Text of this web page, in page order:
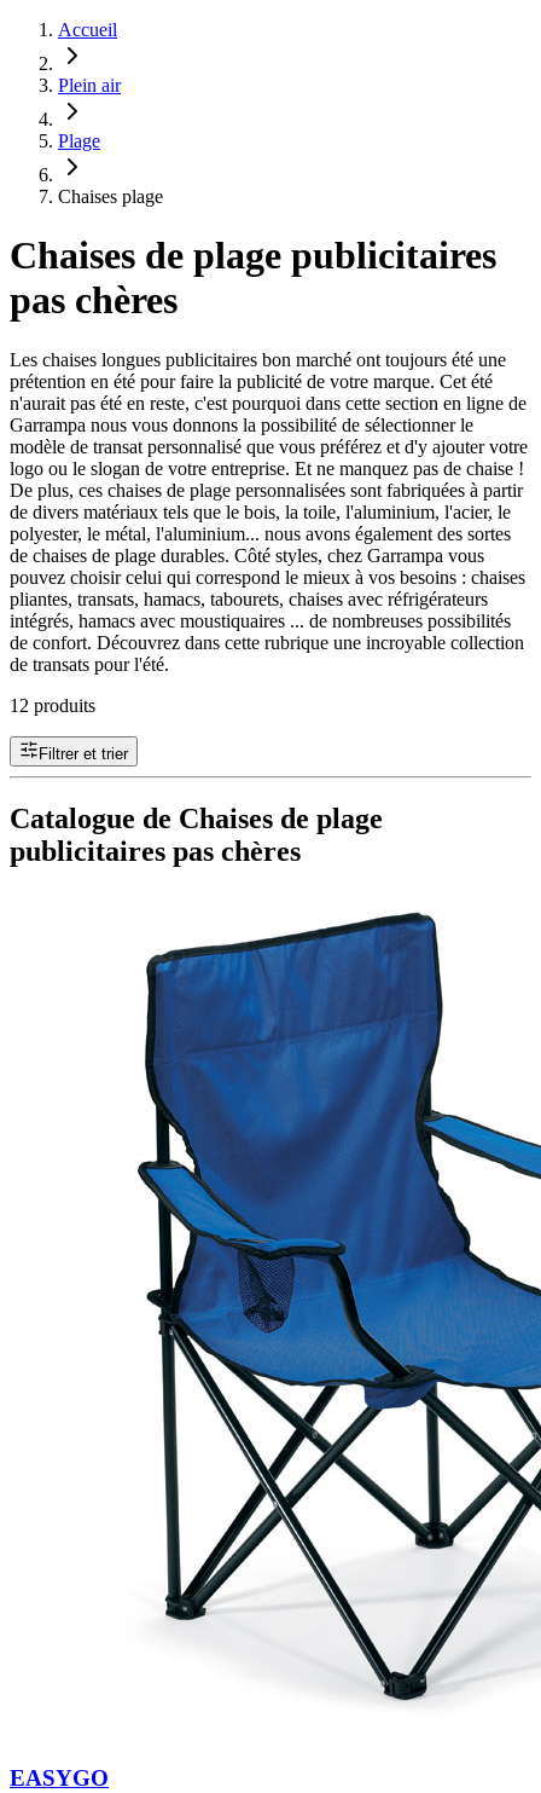
Accueil
Plein air
Plage
Chaises plage
Chaises de plage publicitaires
pas chères
Les chaises longues publicitaires bon marché ont toujours été une
prétention en été pour faire la publicité de votre marque. Cet été
n'aurait pas été en reste, c'est pourquoi dans cette section en ligne de
Garrampa nous vous donnons la possibilité de sélectionner le
modèle de transat personnalisé que vous préférez et d'y ajouter votre
logo ou le slogan de votre entreprise. Et ne manquez pas de chaise !
De plus, ces chaises de plage personnalisées sont fabriquées à partir
de divers matériaux tels que le bois, la toile, l'aluminium, l'acier, le
polyester, le métal, l'aluminium... nous avons également des sortes
de chaises de plage durables. Côté styles, chez Garrampa vous
pouvez choisir celui qui correspond le mieux à vos besoins : chaises
pliantes, transats, hamacs, tabourets, chaises avec réfrigérateurs
intégrés, hamacs avec moustiquaires ... de nombreuses possibilités
de confort. Découvrez dans cette rubrique une incroyable collection
de transats pour l'été.
12 produits
Filtrer et trier
Catalogue de Chaises de plage
publicitaires pas chères
EASYGO